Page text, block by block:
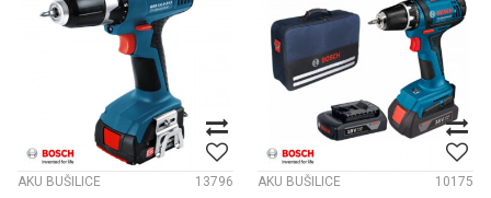
AKU BUŠILICE 13796 AKU BUŠILICE 10175